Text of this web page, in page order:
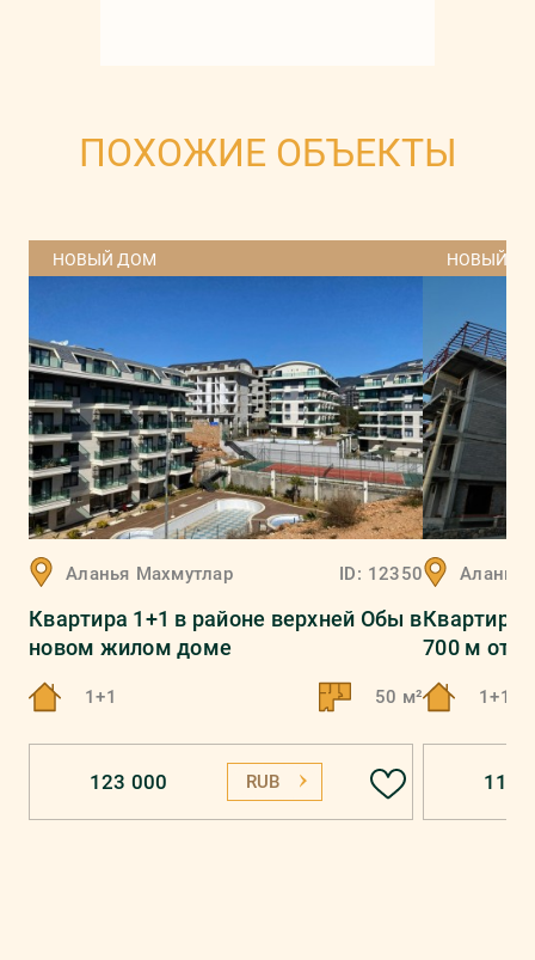
ПОХОЖИЕ ОБЪЕКТЫ
НОВЫЙ ДОМ
Аланья Махмутлар ID: 12350
Квартира 1+1 в районе верхней Обы в
новом жилом доме
1+1 50 м²
123 000 RUB
НОВЫЙ
Аланья
Квартира
700 м от
1+1
115